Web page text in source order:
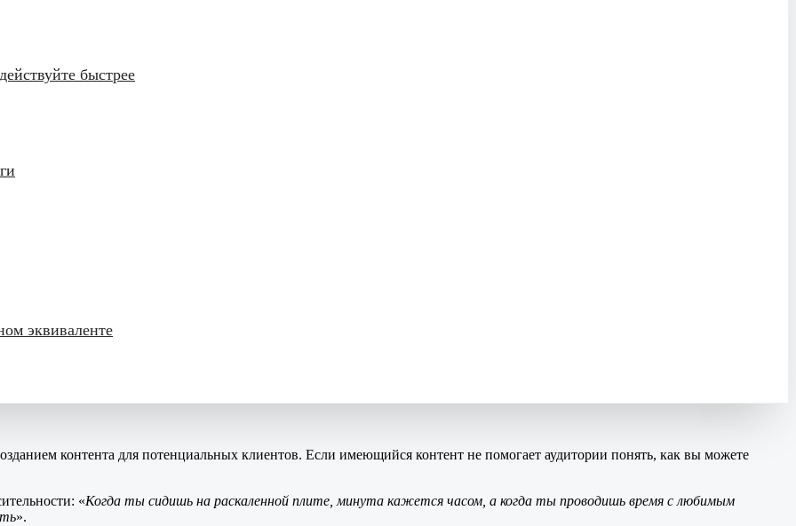
быстрее
эквиваленте
контента для потенциальных клиентов. Если имеющийся контент не помогает аудитории понять, как вы можете
«Когда ты сидишь на раскаленной плите, минута кажется часом, а когда ты проводишь время с любимым
».